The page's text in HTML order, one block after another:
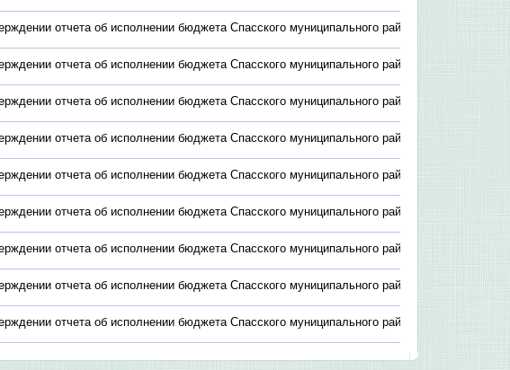
отчета об исполнении бюджета Спасского муниципального района за 2016
отчета об исполнении бюджета Спасского муниципального района за 2017
отчета об исполнении бюджета Спасского муниципального района за 2018
отчета об исполнении бюджета Спасского муниципального района за 2019
отчета об исполнении бюджета Спасского муниципального района за 2020
отчета об исполнении бюджета Спасского муниципального района за 2021
отчета об исполнении бюджета Спасского муниципального района за 2022
отчета об исполнении бюджета Спасского муниципального района за 2023
отчета об исполнении бюджета Спасского муниципального района за 2024